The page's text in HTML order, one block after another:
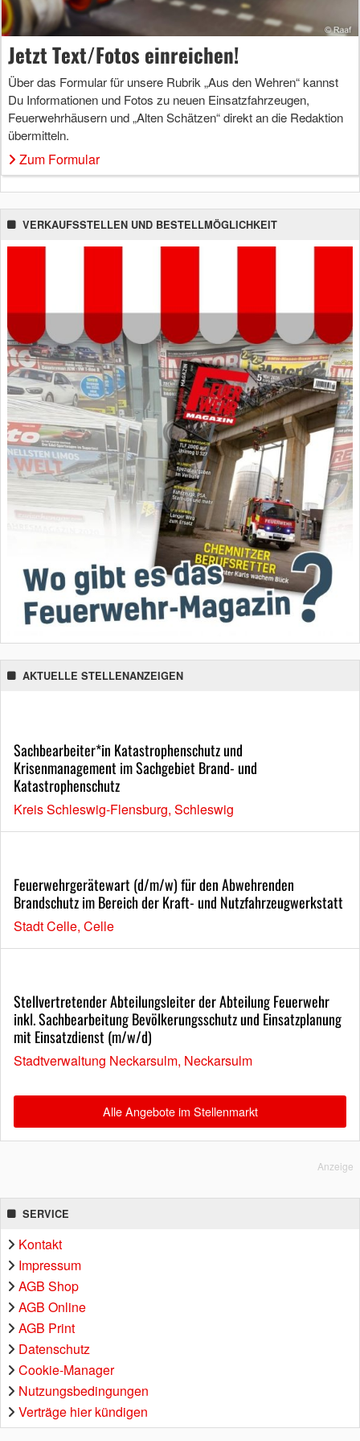
Jetzt Text/Fotos einreichen!
Über das Formular für unsere Rubrik „Aus den Wehren“ kannst
Du Informationen und Fotos zu neuen Einsatzfahrzeugen,
Feuerwehrhäusern und „Alten Schätzen“ direkt an die Redaktion
übermitteln.
Zum Formular
VERKAUFSSTELLEN UND BESTELLMÖGLICHKEIT
AKTUELLE STELLENANZEIGEN
Sachbearbeiter*in Katastrophenschutz und
Krisenmanagement im Sachgebiet Brand- und
Katastrophenschutz
Kreis Schleswig-Flensburg, Schleswig
Feuerwehrgerätewart (d/m/w) für den Abwehrenden
Brandschutz im Bereich der Kraft- und Nutzfahrzeugwerkstatt
Stadt Celle, Celle
Stellvertretender Abteilungsleiter der Abteilung Feuerwehr
inkl. Sachbearbeitung Bevölkerungsschutz und Einsatzplanung
mit Einsatzdienst (m/w/d)
Stadtverwaltung Neckarsulm, Neckarsulm
Alle Angebote im Stellenmarkt
Anzeige
SERVICE
Kontakt
Impressum
AGB Shop
AGB Online
AGB Print
Datenschutz
Cookie-Manager
Nutzungsbedingungen
Verträge hier kündigen